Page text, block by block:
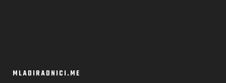
MLADIRADNICI.ME